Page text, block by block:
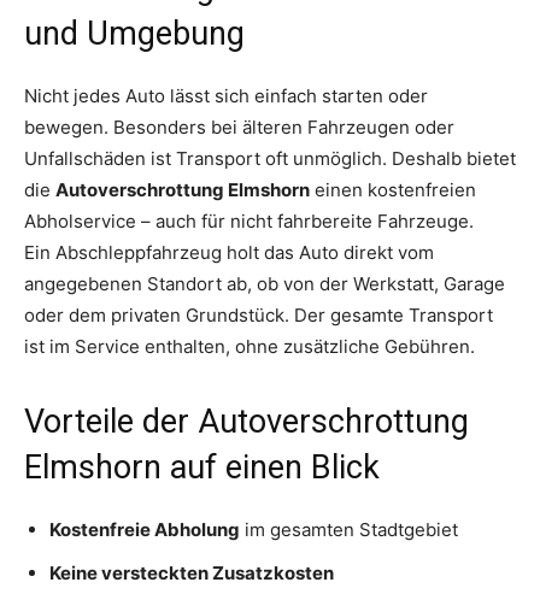
und Umgebung
Nicht jedes Auto lässt sich einfach starten oder
bewegen. Besonders bei älteren Fahrzeugen oder
Unfallschäden ist Transport oft unmöglich. Deshalb bietet
die Autoverschrottung Elmshorn einen kostenfreien
Abholservice – auch für nicht fahrbereite Fahrzeuge.
Ein Abschleppfahrzeug holt das Auto direkt vom
angegebenen Standort ab, ob von der Werkstatt, Garage
oder dem privaten Grundstück. Der gesamte Transport
ist im Service enthalten, ohne zusätzliche Gebühren.
Vorteile der Autoverschrottung
Elmshorn auf einen Blick
Kostenfreie Abholung im gesamten Stadtgebiet
Keine versteckten Zusatzkosten